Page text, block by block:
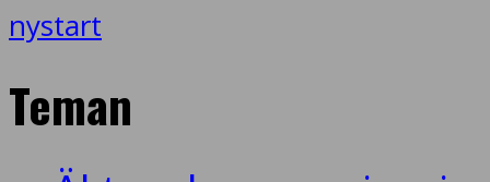
nystart
Teman